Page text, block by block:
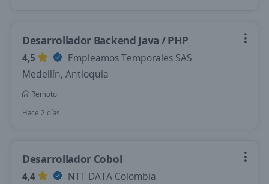
Desarrollador Backend Java / PHP
4,5
Empleamos Temporales SAS
Medellín, Antioquia
Remoto
Hace 2 días
Desarrollador Cobol
4,4
NTT DATA Colombia